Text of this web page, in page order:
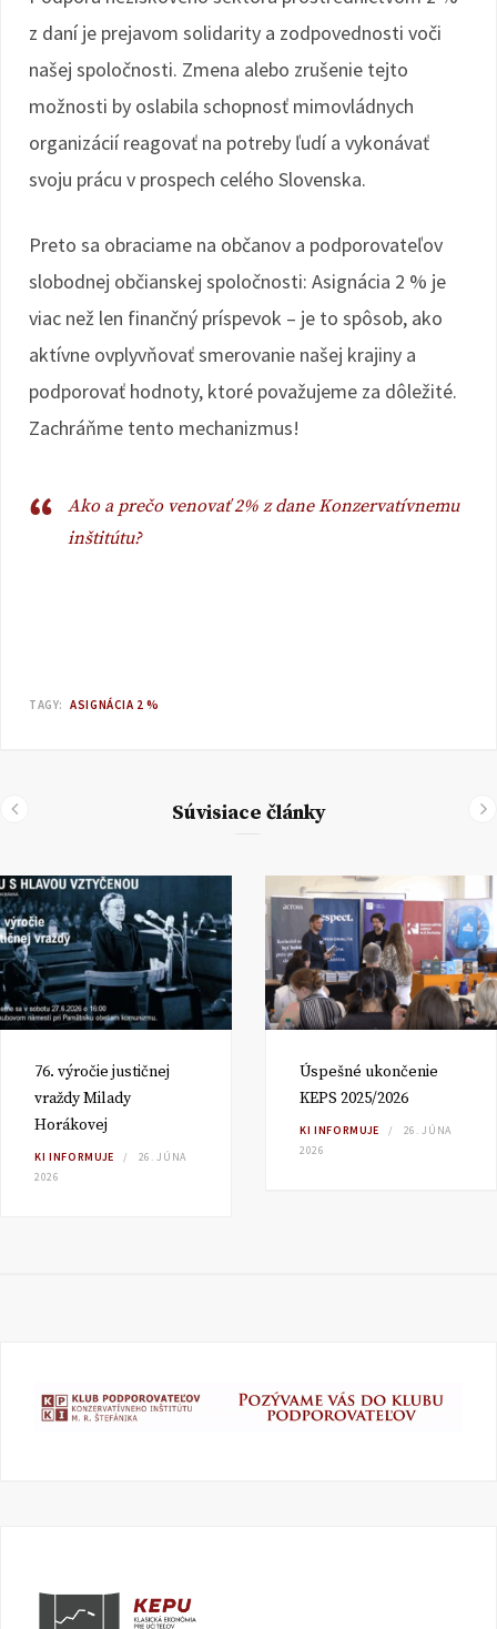
z daní je prejavom solidarity a zodpovednosti voči
našej spoločnosti. Zmena alebo zrušenie tejto
možnosti by oslabila schopnosť mimovládnych
organizácií reagovať na potreby ľudí a vykonávať
svoju prácu v prospech celého Slovenska.
Preto sa obraciame na občanov a podporovateľov
slobodnej občianskej spoločnosti: Asignácia 2 % je
viac než len finančný príspevok – je to spôsob, ako
aktívne ovplyvňovať smerovanie našej krajiny a
podporovať hodnoty, ktoré považujeme za dôležité.
Zachráňme tento mechanizmus!
Ako a prečo venovať 2% z dane Konzervatívnemu
inštitútu?
TAGY: ASIGNÁCIA 2 %
Súvisiace články
76. výročie justičnej
vraždy Milady
Horákovej
KI INFORMUJE
26. JÚNA
2026
Úspešné ukončenie
KEPS 2025/2026
KI INFORMUJE
26. JÚNA
2026